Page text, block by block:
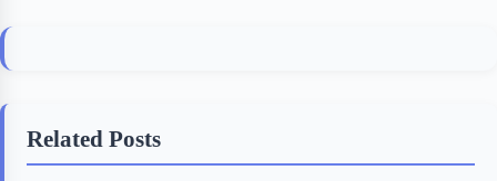
o
e
o
Related Posts